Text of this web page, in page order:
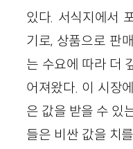
있다. 서식지에서
기로, 상품으로 판
는 수요에 따라 더
어져왔다. 이 시장
은 값을 받을 수 있
들은 비싼 값을 치